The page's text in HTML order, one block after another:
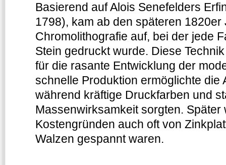
Basierend auf Alois Senefelders
1798), kam ab den späteren
Chromolithografie auf, bei der jede
Stein gedruckt wurde. Diese
für die rasante Entwicklung der
schnelle Produktion ermöglichte die
während kräftige Druckfarben und
Massenwirksamkeit sorgten. Später
Kostengründen auch oft von
Walzen gespannt waren.